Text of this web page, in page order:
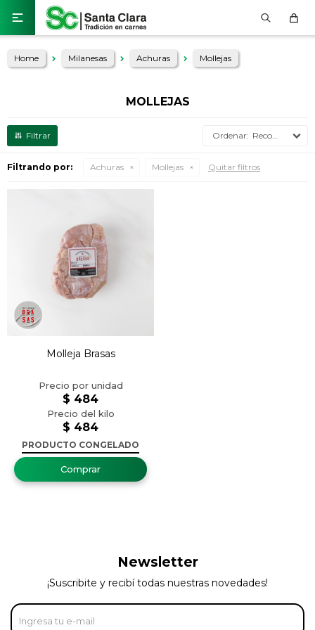

Home Milanesas Achuras Mollejas
MOLLEJAS
Recomendados
Filtrando por: Achuras Mollejas Quitar filtros
Molleja Brasas
$ 484
$ 484
PRODUCTO CONGELADO
Newsletter
¡Suscribite y recibí todas nuestras novedades!